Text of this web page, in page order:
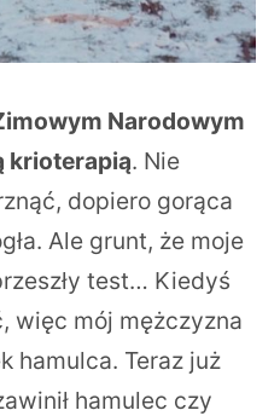
Narodowym
krioterapią. Nie
dopiero gorąca
Ale grunt, że moje
test… Kiedyś
więc mój mężczyzna
hamulca. Teraz już
hamulec czy